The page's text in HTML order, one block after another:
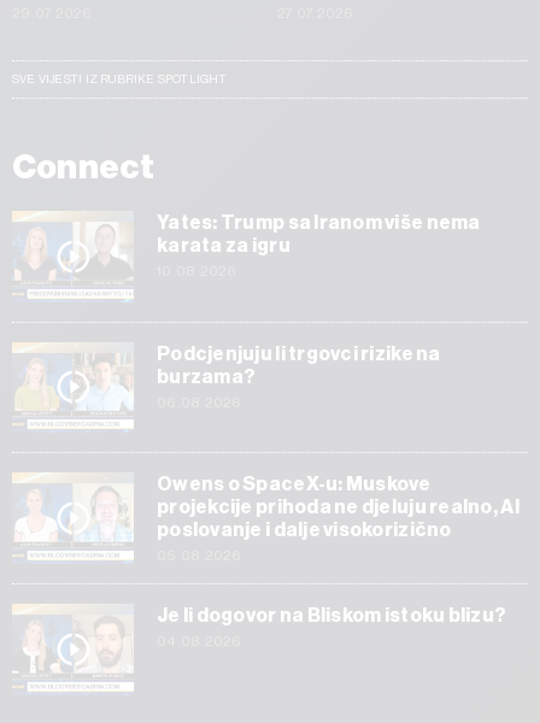
SVE VIJESTI IZ RUBRIKE SPOTLIGHT
Connect
Yates: Trump sa Iranom više nema
karata za igru
Podcjenjuju li trgovci rizike na
burzama?
Owens o SpaceX-u: Muskove
projekcije prihoda ne djeluju realno, AI
poslovanje i dalje visokorizično
Je li dogovor na Bliskom istoku blizu?